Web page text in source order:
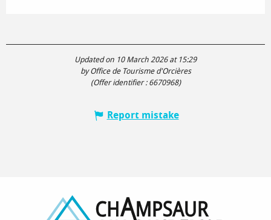
Updated on 10 March 2026 at 15:29
by Office de Tourisme d'Orcières
(Offer identifier : 6670968)
Report mistake